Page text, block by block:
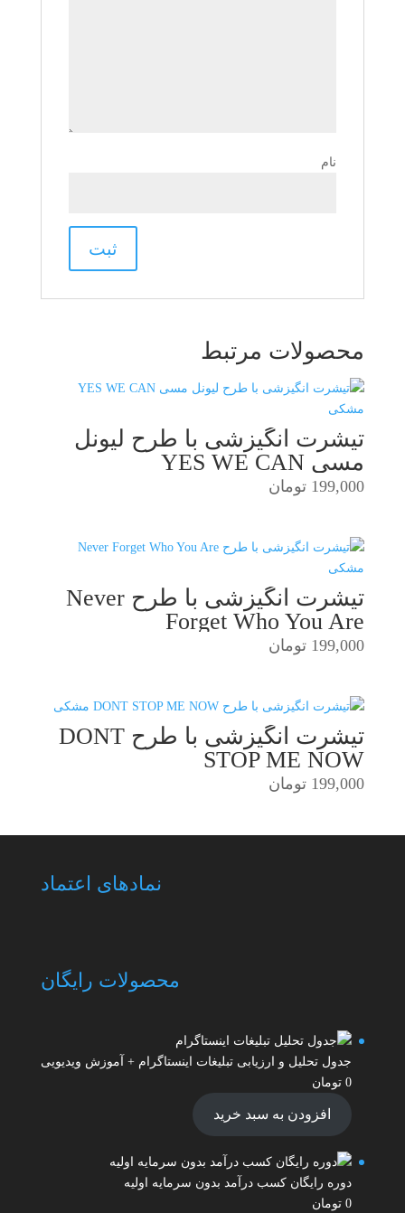
نام
محصولات مرتبط
تیشرت انگیزشی با طرح لیونل
مسی YES WE CAN
199,000 تومان
تیشرت انگیزشی با طرح Never
Forget Who You Are
199,000 تومان
تیشرت انگیزشی با طرح DONT
STOP ME NOW
199,000 تومان
نمادهای اعتماد
محصولات رایگان
جدول تحلیل و ارزیابی تبلیغات اینستاگرام + آموزش ویدیویی
0 تومان
افزودن به سبد خرید
دوره رایگان کسب درآمد بدون سرمایه اولیه
0 تومان